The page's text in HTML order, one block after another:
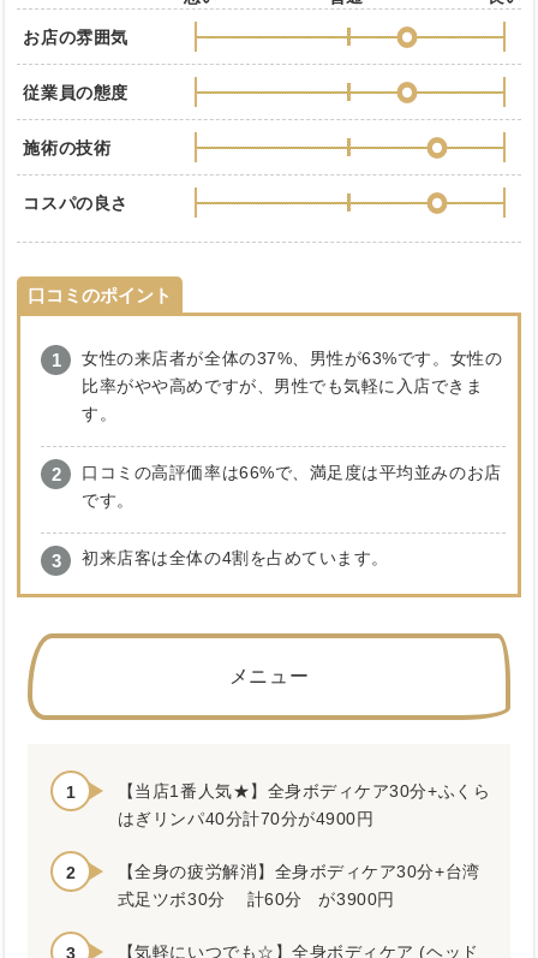
お店の雰囲気
従業員の態度
施術の技術
コスパの良さ
口コミのポイント
女性の来店者が全体の37%、男性が63%です。女性の
比率がやや高めですが、男性でも気軽に入店できま
す。
口コミの高評価率は66%で、満足度は平均並みのお店
です。
初来店客は全体の4割を占めています。
メニュー
【当店1番人気★】全身ボディケア30分+ふくら
はぎリンパ40分計70分が4900円
【全身の疲労解消】全身ボディケア30分+台湾
式足ツボ30分 計60分 が3900円
【気軽にいつでも☆】全身ボディケア (ヘッド